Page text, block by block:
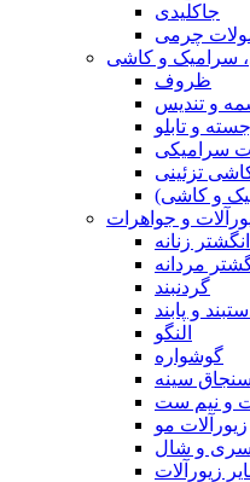
جاکلیدی
چرمی
سرامیک و کاشی
ظروف
و تندیس
و تابلو
سرامیکی
تزئینی
و کاشی)
و جواهرات
زنانه
مردانه
گردنبند
و پابند
النگو
گوشواره
سینه
و نیم ست
زیورآلات مو
و شال
زیورآلات